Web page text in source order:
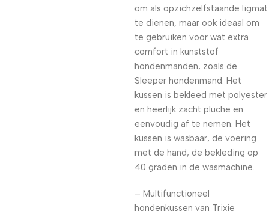
om als opzichzelfstaande ligmat
te dienen, maar ook ideaal om
te gebruiken voor wat extra
comfort in kunststof
hondenmanden, zoals de
Sleeper hondenmand. Het
kussen is bekleed met polyester
en heerlijk zacht pluche en
eenvoudig af te nemen. Het
kussen is wasbaar, de voering
met de hand, de bekleding op
40 graden in de wasmachine.
– Multifunctioneel
hondenkussen van Trixie